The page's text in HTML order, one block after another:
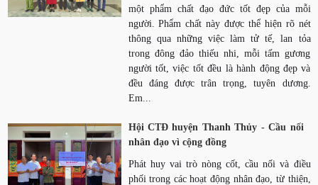
một phẩm chất đạo đức tốt đẹp của mỗi
người. Phẩm chất này được thể hiện rõ nét
thông qua những việc làm tử tế, lan tỏa
trong đông đảo thiếu nhi, mỗi tấm gương
người tốt, việc tốt đều là hành động đẹp và
đều đáng được trân trọng, tuyên dương.
Em...
Hội CTĐ huyện Thanh Thủy - Cầu nối
nhân đạo vì cộng đồng
Phát huy vai trò nòng cốt, cầu nối và điều
phối trong các hoạt động nhân đạo, từ thiện,